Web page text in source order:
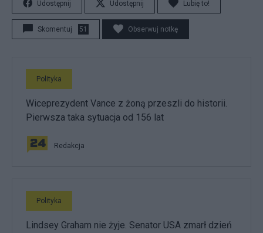
Udostępnij Udostępnij Lubię to!
Skomentuj 51 Obserwuj notkę
Polityka
Wiceprezydent Vance z żoną przeszli do historii.
Pierwsza taka sytuacja od 156 lat
Redakcja
Polityka
Lindsey Graham nie żyje. Senator USA zmarł dzień